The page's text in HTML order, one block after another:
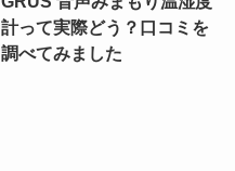
計って実際どう？口コミを
調べてみました